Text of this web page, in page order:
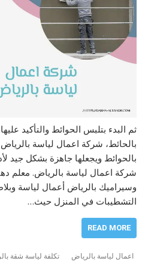
ثم البدء بتلبس الحوائط والتأكيد
بالحائط، شركة اعمال لياسة
بالحوائط ويجعلها جاهزة بشكل جيد
شركة اعمال لياسة بالرياض. معلم
وسيراميك بالرياض أعمال لياسة
التشطيبات في المنزل حيث…
READ MORE
اعمال لياسة بالرياض تكلفة لياسة شقة